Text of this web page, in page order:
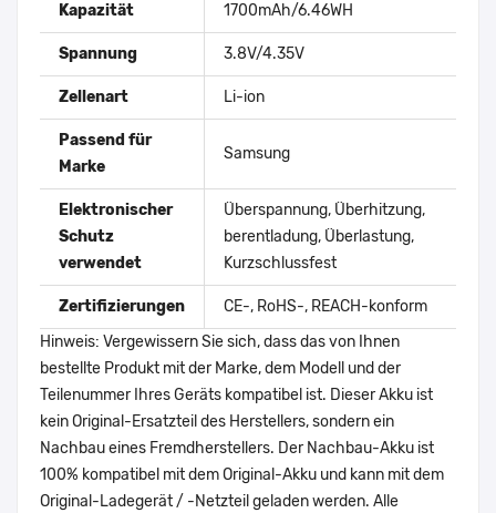
Kapazität 1700mAh/6.46WH
Spannung 3.8V/4.35V
Zellenart Li-ion
Passend für
Marke
Samsung
Elektronischer
Schutz
verwendet
Überspannung, Überhitzung,
berentladung, Überlastung,
Kurzschlussfest
Zertifizierungen
CE-, RoHS-, REACH-konform
Hinweis: Vergewissern Sie sich, dass das von Ihnen
bestellte Produkt mit der Marke, dem Modell und der
Teilenummer Ihres Geräts kompatibel ist. Dieser Akku ist
kein Original-Ersatzteil des Herstellers, sondern ein
Nachbau eines Fremdherstellers. Der Nachbau-Akku ist
100% kompatibel mit dem Original-Akku und kann mit dem
Original-Ladegerät / -Netzteil geladen werden. Alle